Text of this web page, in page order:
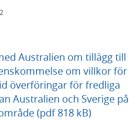
Australien om tillägg till
om villkor för
överföringar för fredliga
Australien och Sverige på
(pdf 818 kB)